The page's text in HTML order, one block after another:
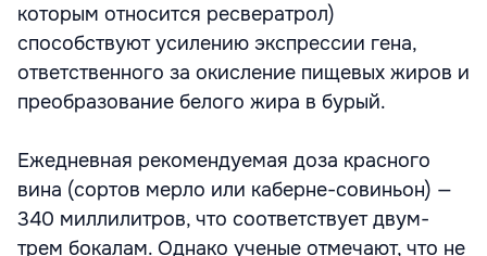
которым относится ресвератрол)
способствуют усилению экспрессии гена,
ответственного за окисление пищевых жиров и
преобразование белого жира в бурый.
Ежедневная рекомендуемая доза красного
вина (сортов мерло или каберне-совиньон) —
340 миллилитров, что соответствует двум-
трем бокалам. Однако ученые отмечают, что не